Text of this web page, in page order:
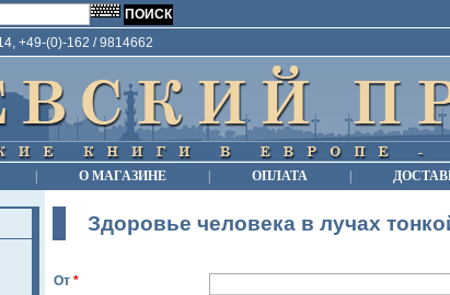
+49-(0)-162 / 9814662
О МАГАЗИНЕ ОПЛАТА
Здоровье человека в лучах
От *